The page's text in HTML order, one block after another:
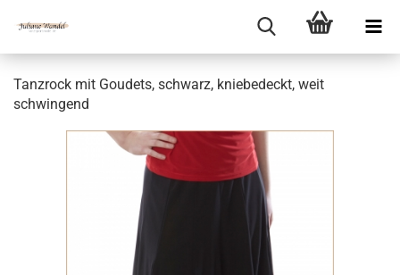
Tanzrock mit Goudets, schwarz, kniebedeckt, weit
schwingend